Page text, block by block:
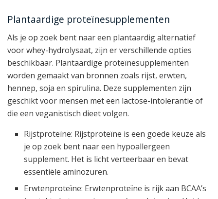
Plantaardige proteïnesupplementen
Als je op zoek bent naar een plantaardig alternatief
voor whey-hydrolysaat, zijn er verschillende opties
beschikbaar. Plantaardige proteïnesupplementen
worden gemaakt van bronnen zoals rijst, erwten,
hennep, soja en spirulina. Deze supplementen zijn
geschikt voor mensen met een lactose-intolerantie of
die een veganistisch dieet volgen.
Rijstproteïne: Rijstproteïne is een goede keuze als
je op zoek bent naar een hypoallergeen
supplement. Het is licht verteerbaar en bevat
essentiële aminozuren.
Erwtenproteïne: Erwtenproteïne is rijk aan BCAA’s